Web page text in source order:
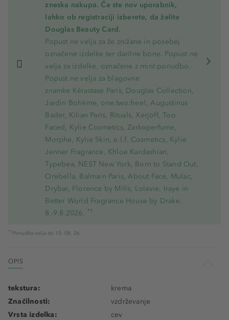
zneska nakupa. Če ste nov uporabnik,
lahko ob registraciji izberete, da želite
Douglas Beauty Card.
Popust ne velja za že znižane in posebej
označene izdelke ter darilne bone. Popust ne
velja za izdelke, označene z mint ponudbo.
Popust ne velja za blagovne
znamke Kérastase Paris, Douglas Collection,
Jardin Bohème, one.two.free!, Augustinus
Bader, Kilian Paris, Rituals, Xerjoff, Too
Faced, Kylie Cosmetics, Zarkoperfume,
Morphe, Kylie Skin, e.l.f. Cosmetics, Kylie
Jenner Fragrance, Khloe Kardashian,
Typebea, NEST New York, Born to Stand Out,
Orebella, Balmain Paris, About Face, Mulac,
Drybar, Florence by Mills, Lolavie, Iraye in
Better World Fragrance House by Drake.
8.-9.8.2026. *1
*1 Ponudba velja do 10. 08. 26.
OPIS
tekstura:
krema
Značilnosti:
vzdrževanje
Vrsta izdelka:
cev